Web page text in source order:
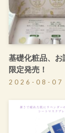
基礎化粧品、お
限定発売！
2026-08-07